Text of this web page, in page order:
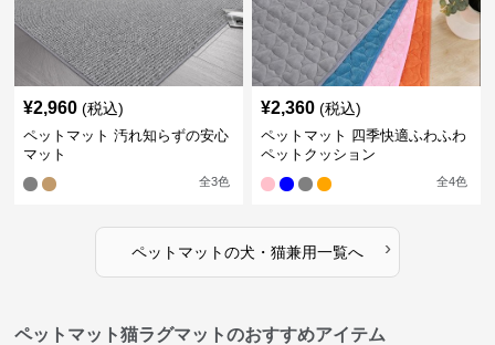
¥2,960 (税込)
ペットマット 汚れ知らずの安心
マット
全3色
¥2,360 (税込)
ペットマット 四季快適ふわふわ
ペットクッション
全4色
ペットマットの犬・猫兼用一覧へ ›
ペットマット猫ラグマットのおすすめアイテム